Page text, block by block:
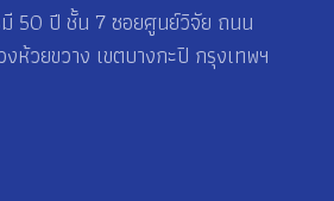
มี 50 ปี ชั้น 7 ซอยศูนย์วิจัย ถนน
ห้วยขวาง เขตบางกะปิ กรุงเทพฯ